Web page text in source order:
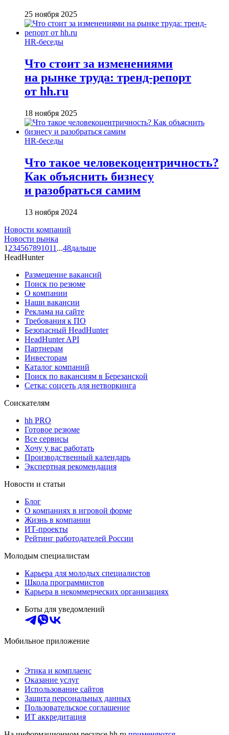
25 ноября 2025
HR-беседы
Что стоит за изменениями
на рынке труда: тренд-репорт
от hh.ru
18 ноября 2025
HR-беседы
Что такое человеко­центричность?
Как объяснить бизнесу
и разобраться самим
13 ноября 2024
Новости компаний
Новости рынка
1 234567891011 ...48дальше
HeadHunter
Размещение вакансий
Поиск по резюме
О компании
Наши вакансии
Реклама на сайте
Требования к ПО
Безопасный HeadHunter
HeadHunter API
Партнерам
Инвесторам
Каталог компаний
Поиск по вакансиям в Березанской
Сетка: соцсеть для нетворкинга
Соискателям
hh PRO
Готовое резюме
Все сервисы
Хочу у вас работать
Производственный календарь
Экспертная рекомендация
Новости и статьи
Блог
О компаниях в игровой форме
Жизнь в компании
ИТ-проекты
Рейтинг работодателей России
Молодым специалистам
Карьера для молодых специалистов
Школа программистов
Карьера в некоммерческих организациях
Боты для уведомлений
Мобильное приложение
Этика и комплаенс
Оказание услуг
Использование сайтов
Защита персональных данных
Пользовательское соглашение
ИТ аккредитация